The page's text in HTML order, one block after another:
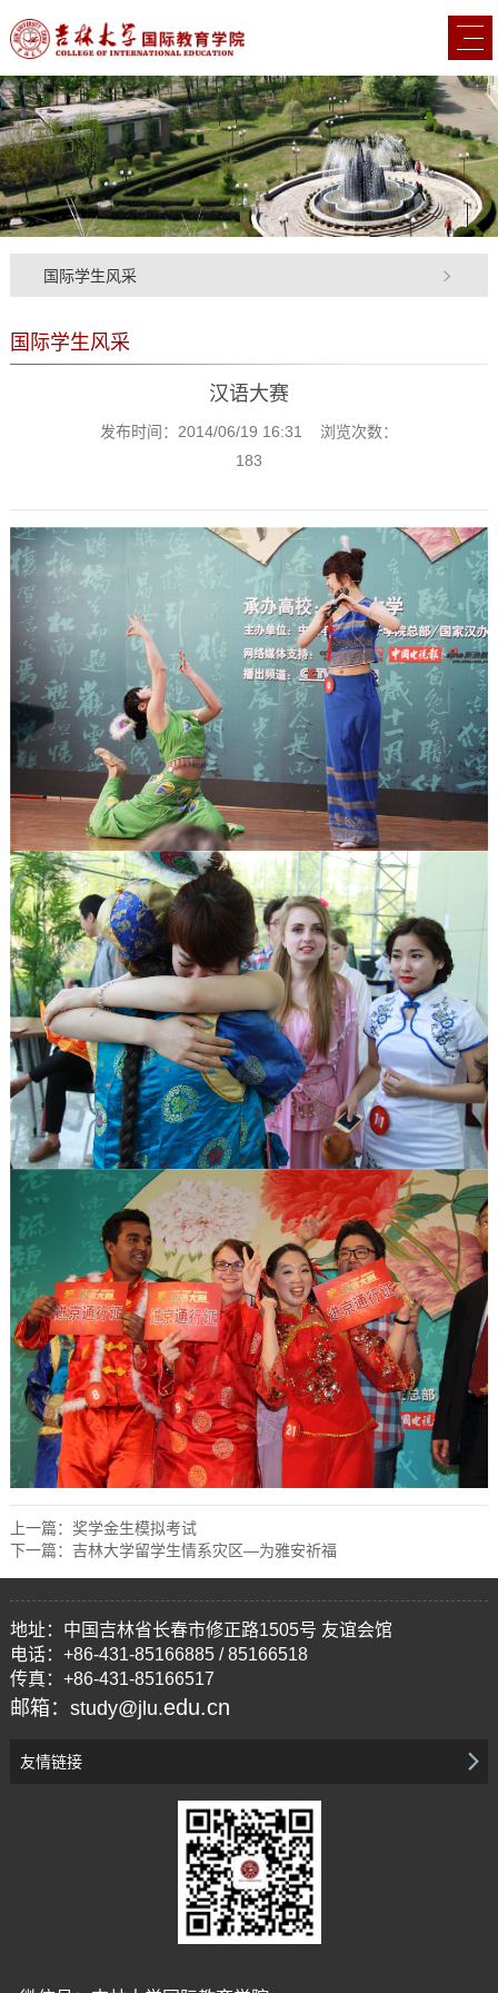
国际学生风采
国际学生风采
汉语大赛
发布时间：2014/06/19 16:31 浏览次数：
183
上一篇： 奖学金生模拟考试
下一篇： 吉林大学留学生情系灾区—为雅安祈福
地址：中国吉林省长春市修正路1505号 友谊会馆
电话：+86-431-85166885 / 85166518
传真：+86-431-85166517
邮箱：study@jlu.edu.cn
友情链接